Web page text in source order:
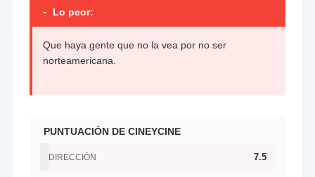
- Lo peor:
Que haya gente que no la vea por no ser
norteamericana.
PUNTUACIÓN DE CINEYCINE
DIRECCIÓN 7.5